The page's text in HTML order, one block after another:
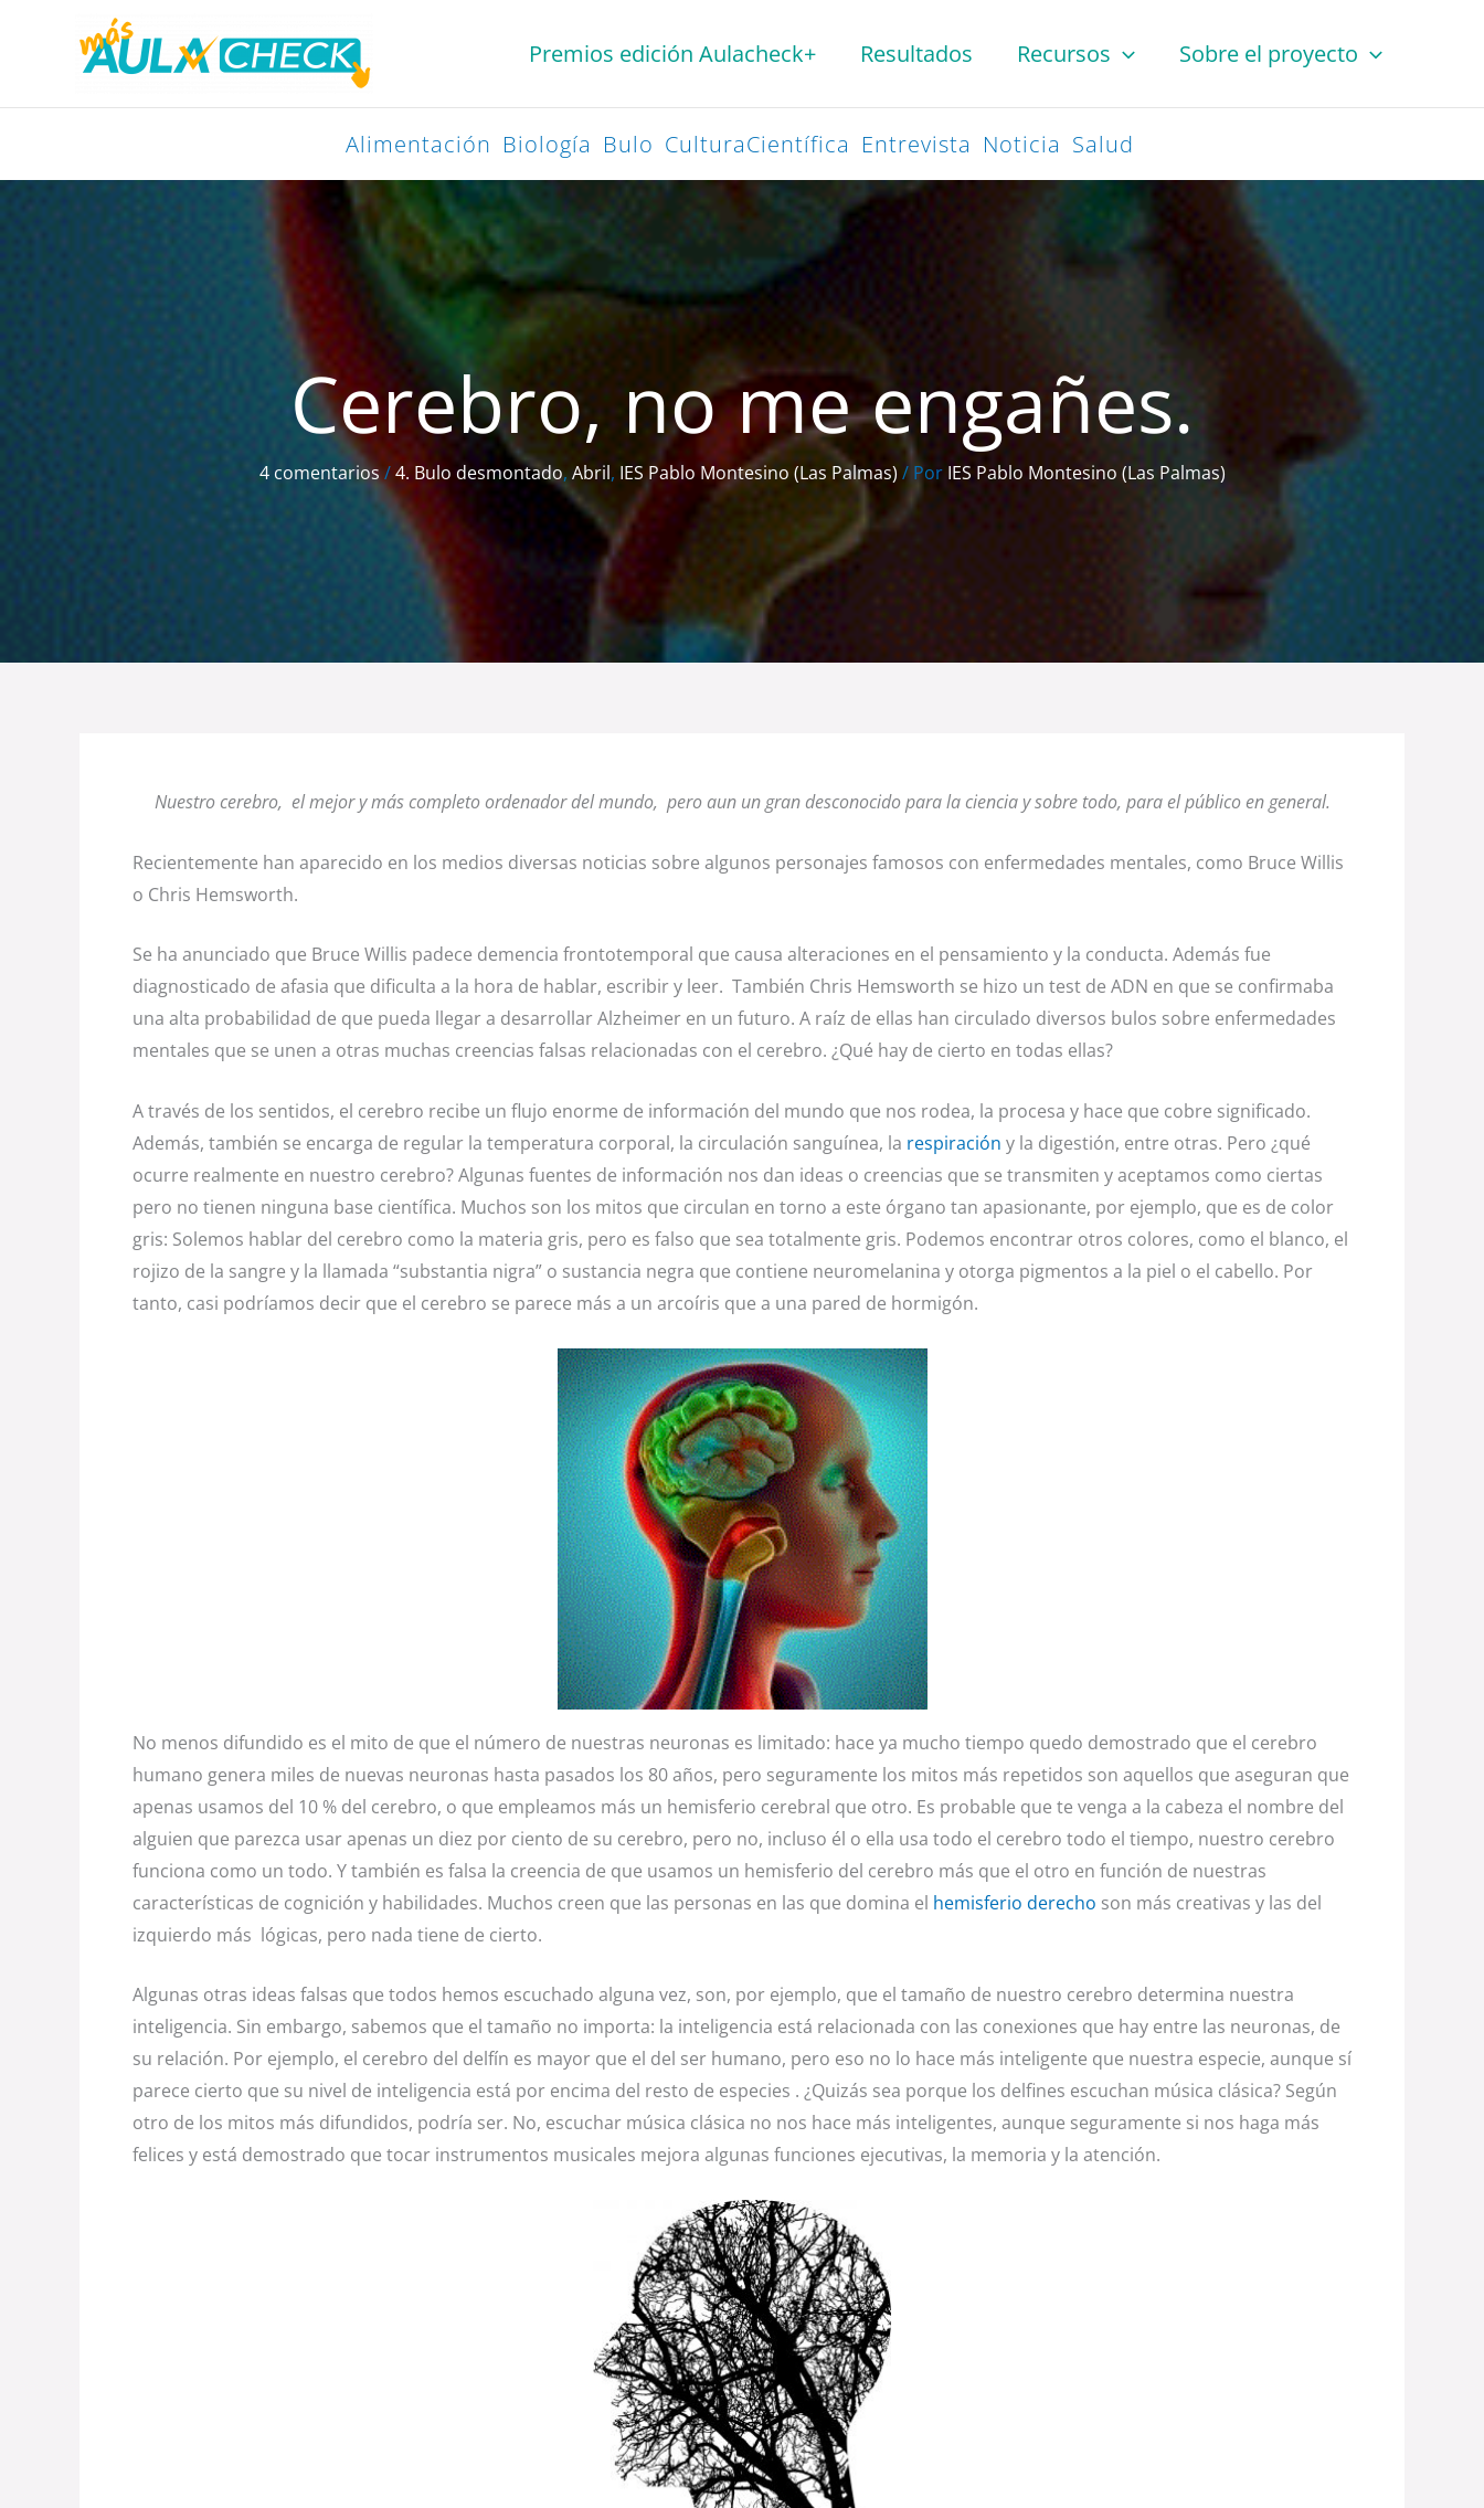
contenido
Premios edición Aulacheck+ Resultados Recursos Sobre el proyecto
Alimentación Biología Bulo CulturaCientífica Entrevista Noticia Salud
Cerebro, no me engañes.
4 comentarios /4. Bulo desmontado,Abril, IES Pablo Montesino (Las Palmas) / Por IES Pablo Montesino (Las Palmas)
Nuestro cerebro, el mejor y más completo ordenador del mundo, pero aun un gran desconocido para la ciencia y sobre todo, para el público en general.
Recientemente han aparecido en los medios diversas noticias sobre algunos personajes famosos con enfermedades mentales, como Bruce Willis
o Chris Hemsworth.
Se ha anunciado que Bruce Willis padece demencia frontotemporal que causa alteraciones en el pensamiento y la conducta. Además fue
diagnosticado de afasia que dificulta a la hora de hablar, escribir y leer. También Chris Hemsworth se hizo un test de ADN en que se confirmaba
una alta probabilidad de que pueda llegar a desarrollar Alzheimer en un futuro. A raíz de ellas han circulado diversos bulos sobre enfermedades
mentales que se unen a otras muchas creencias falsas relacionadas con el cerebro. ¿Qué hay de cierto en todas ellas?
A través de los sentidos, el cerebro recibe un flujo enorme de información del mundo que nos rodea, la procesa y hace que cobre significado.
Además, también se encarga de regular la temperatura corporal, la circulación sanguínea, la respiración y la digestión, entre otras. Pero ¿qué
ocurre realmente en nuestro cerebro? Algunas fuentes de información nos dan ideas o creencias que se transmiten y aceptamos como ciertas
pero no tienen ninguna base científica. Muchos son los mitos que circulan en torno a este órgano tan apasionante, por ejemplo, que es de color
gris: Solemos hablar del cerebro como la materia gris, pero es falso que sea totalmente gris. Podemos encontrar otros colores, como el blanco, el
rojizo de la sangre y la llamada “substantia nigra” o sustancia negra que contiene neuromelanina y otorga pigmentos a la piel o el cabello. Por
tanto, casi podríamos decir que el cerebro se parece más a un arcoíris que a una pared de hormigón.
No menos difundido es el mito de que el número de nuestras neuronas es limitado: hace ya mucho tiempo quedo demostrado que el cerebro
humano genera miles de nuevas neuronas hasta pasados los 80 años, pero seguramente los mitos más repetidos son aquellos que aseguran que
apenas usamos del 10 % del cerebro, o que empleamos más un hemisferio cerebral que otro. Es probable que te venga a la cabeza el nombre del
alguien que parezca usar apenas un diez por ciento de su cerebro, pero no, incluso él o ella usa todo el cerebro todo el tiempo, nuestro cerebro
funciona como un todo. Y también es falsa la creencia de que usamos un hemisferio del cerebro más que el otro en función de nuestras
características de cognición y habilidades. Muchos creen que las personas en las que domina el hemisferio derecho son más creativas y las del
izquierdo más lógicas, pero nada tiene de cierto.
Algunas otras ideas falsas que todos hemos escuchado alguna vez, son, por ejemplo, que el tamaño de nuestro cerebro determina nuestra
inteligencia. Sin embargo, sabemos que el tamaño no importa: la inteligencia está relacionada con las conexiones que hay entre las neuronas, de
su relación. Por ejemplo, el cerebro del delfín es mayor que el del ser humano, pero eso no lo hace más inteligente que nuestra especie, aunque sí
parece cierto que su nivel de inteligencia está por encima del resto de especies . ¿Quizás sea porque los delfines escuchan música clásica? Según
otro de los mitos más difundidos, podría ser. No, escuchar música clásica no nos hace más inteligentes, aunque seguramente si nos haga más
felices y está demostrado que tocar instrumentos musicales mejora algunas funciones ejecutivas, la memoria y la atención.